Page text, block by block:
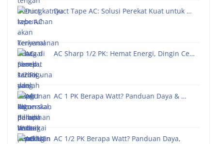
Duct Tape AC: Solusi Perekat Kuat untuk …
AC Sharp 1/2 PK: Hemat Energi, Dingin Ce…
AC 1 PK Berapa Watt? Panduan Daya & …
AC 1/2 PK Berapa Watt? Panduan Daya,